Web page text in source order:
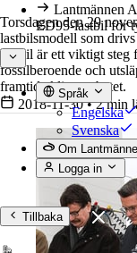
Lantmännen
ED95-lastbil för
Språk
Engelska
Svenska
Om
Logga in
Tillbaka
Torsdagen den 29
lastbilsmodell som
lastbil är ett viktigt steg
fossilberoende och
framtida klimatarbetet.
2018-11-30• 2 min